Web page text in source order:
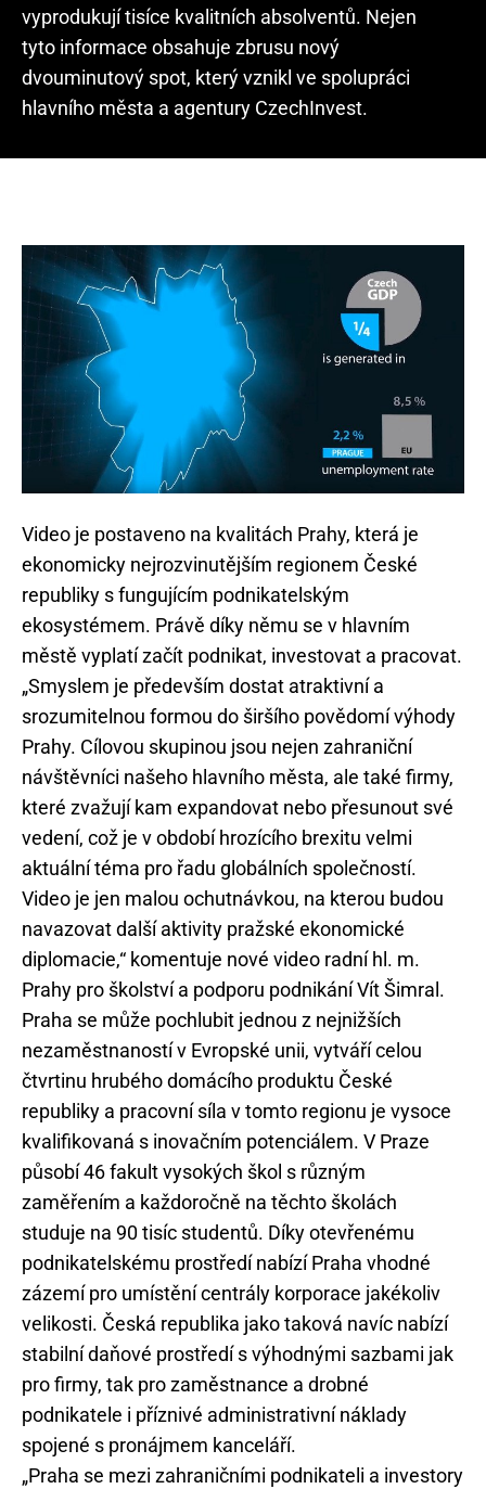
vyprodukují tisíce kvalitních absolventů. Nejen
tyto informace obsahuje zbrusu nový
dvouminutový spot, který vznikl ve spolupráci
hlavního města a agentury CzechInvest.
Video je postaveno na kvalitách Prahy, která je
ekonomicky nejrozvinutějším regionem České
republiky s fungujícím podnikatelským
ekosystémem. Právě díky němu se v hlavním
městě vyplatí začít podnikat, investovat a pracovat.
„Smyslem je především dostat atraktivní a
srozumitelnou formou do širšího povědomí výhody
Prahy. Cílovou skupinou jsou nejen zahraniční
návštěvníci našeho hlavního města, ale také firmy,
které zvažují kam expandovat nebo přesunout své
vedení, což je v období hrozícího brexitu velmi
aktuální téma pro řadu globálních společností.
Video je jen malou ochutnávkou, na kterou budou
navazovat další aktivity pražské ekonomické
diplomacie,“ komentuje nové video radní hl. m.
Prahy pro školství a podporu podnikání Vít Šimral.
Praha se může pochlubit jednou z nejnižších
nezaměstnaností v Evropské unii, vytváří celou
čtvrtinu hrubého domácího produktu České
republiky a pracovní síla v tomto regionu je vysoce
kvalifikovaná s inovačním potenciálem. V Praze
působí 46 fakult vysokých škol s různým
zaměřením a každoročně na těchto školách
studuje na 90 tisíc studentů. Díky otevřenému
podnikatelskému prostředí nabízí Praha vhodné
zázemí pro umístění centrály korporace jakékoliv
velikosti. Česká republika jako taková navíc nabízí
stabilní daňové prostředí s výhodnými sazbami jak
pro firmy, tak pro zaměstnance a drobné
podnikatele i příznivé administrativní náklady
spojené s pronájmem kanceláří.
„Praha se mezi zahraničními podnikateli a investory